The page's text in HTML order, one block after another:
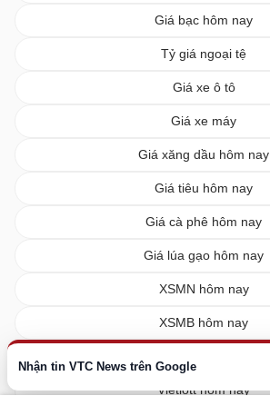
Nhận tin VTC News trên Google
Giá bạc hôm nay
Tỷ giá ngoại tệ
Giá xe ô tô
Giá xe máy
Giá xăng dầu hôm nay
Giá tiêu hôm nay
Giá cà phê hôm nay
Giá lúa gạo hôm nay
XSMN hôm nay
XSMB hôm nay
Vietlott hôm nay